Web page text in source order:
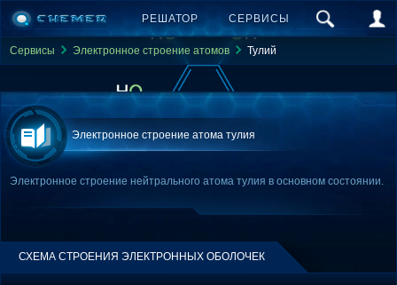
РЕШАТОР СЕРВИСЫ
Сервисы Электронное строение атомов Тулий
Электронное строение атома тулия
Электронное строение нейтрального атома тулия в основном состоянии.
СХЕМА СТРОЕНИЯ ЭЛЕКТРОННЫХ ОБОЛОЧЕК